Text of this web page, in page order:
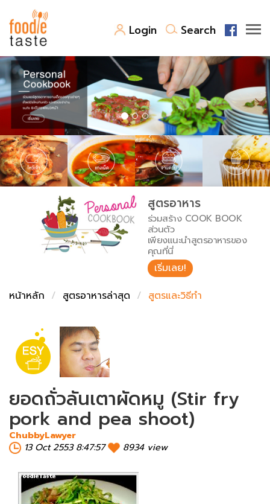
Login Search
สูตรอาหาร
สูตรอาหารล่าสุด
Top Foodie
พาไปชิม
สารพันก้นครัว
เคล็ดลับน่ารู้
เปรียบเทียบหน่วยการตวง
เปรียบเทียบอุณหภูมิ
เปรียบเทียบน้ำหนักวัตถุดิบ
FoodPedia
สร้าง Cookbook
สูตรอาหาร
ร่วมสร้าง COOK BOOK
ส่วนตัว
เพียงแนะนำสูตรอาหารของ
คุณที่นี่
เริ่มเลย!
หน้าหลัก
สูตรอาหารล่าสุด สูตรและวิธีทำ
ยอดถั่วลันเตาผัดหมู (Stir fry
pork and pea shoot)
ChubbyLawyer
13 Oct 2553 8:47:57
8934 view